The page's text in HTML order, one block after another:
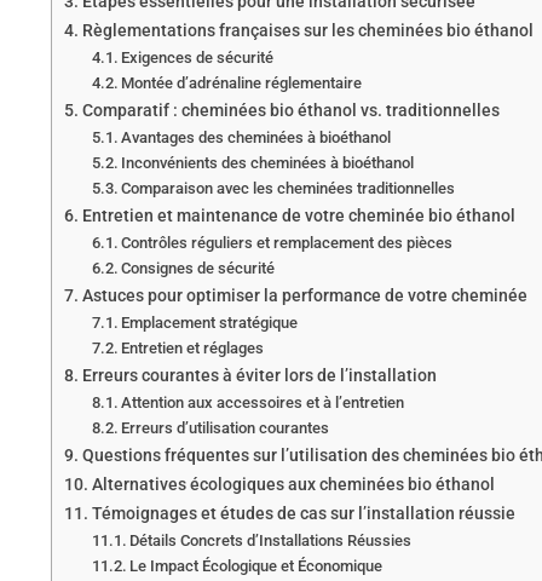
Règlementations françaises sur les cheminées bio éthanol
Exigences de sécurité
Montée d’adrénaline réglementaire
Comparatif : cheminées bio éthanol vs. traditionnelles
Avantages des cheminées à bioéthanol
Inconvénients des cheminées à bioéthanol
Comparaison avec les cheminées traditionnelles
Entretien et maintenance de votre cheminée bio éthanol
Contrôles réguliers et remplacement des pièces
Consignes de sécurité
Astuces pour optimiser la performance de votre cheminée
Emplacement stratégique
Entretien et réglages
Erreurs courantes à éviter lors de l’installation
Attention aux accessoires et à l’entretien
Erreurs d’utilisation courantes
Questions fréquentes sur l’utilisation des cheminées bio
Alternatives écologiques aux cheminées bio éthanol
Témoignages et études de cas sur l’installation réussie
Détails Concrets d’Installations Réussies
Le Impact Écologique et Économique